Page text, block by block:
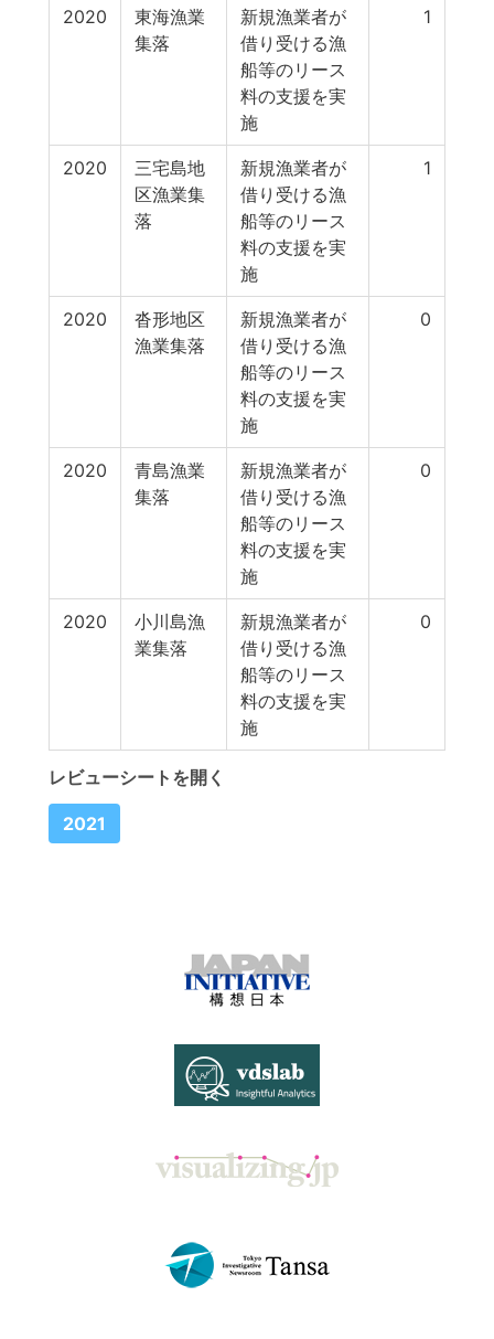
2020
東海漁業
集落
新規漁業者が
借り受ける漁
船等のリース
料の支援を実
施
1
2020
三宅島地
区漁業集
落
新規漁業者が
借り受ける漁
船等のリース
料の支援を実
施
1
2020
沓形地区
漁業集落
新規漁業者が
借り受ける漁
船等のリース
料の支援を実
施
0
2020
青島漁業
集落
新規漁業者が
借り受ける漁
船等のリース
料の支援を実
施
0
2020
小川島漁
業集落
新規漁業者が
借り受ける漁
船等のリース
料の支援を実
施
0
レビューシートを開く
2021